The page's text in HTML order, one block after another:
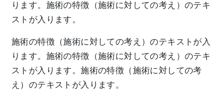
ります。施術の特徴（施術に対しての考え）のテキ
ストが入ります。
施術の特徴（施術に対しての考え）のテキストが入
ります。施術の特徴（施術に対しての考え）のテキ
ストが入ります。施術の特徴（施術に対しての考
え）のテキストが入ります。